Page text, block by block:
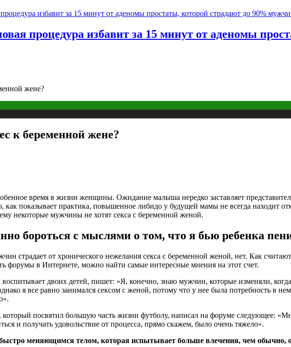
процедура избавит за 15 минут от аденомы
жене?
к беременной жене?
время в жизни женщины. Ожидание малыша нередко заставляет
показывает практика, повышенное либидо у будущей мамы не всегда находит
некоторые мужчины не хотят секса с беременной женой.
бороться с мыслями о том, что я бью ребенка
страдает от хронического нежелания секса с беременной женой, нет. Как
форумы в Интернете, можно найти самые интересные мнения на этот счет.
двоих детей, пишет: «Я, конечно, знаю мужчин, которые изменяли,
я все равно занимался сексом с женой, потому что у нее была потребность в
посвятил большую часть жизни футболу, написал на форуме следующее:
и получать удовольствие от процесса, прямо скажем, было очень тяжело».
меняющимся телом, которая испытывает больше влечения, чем обычно,